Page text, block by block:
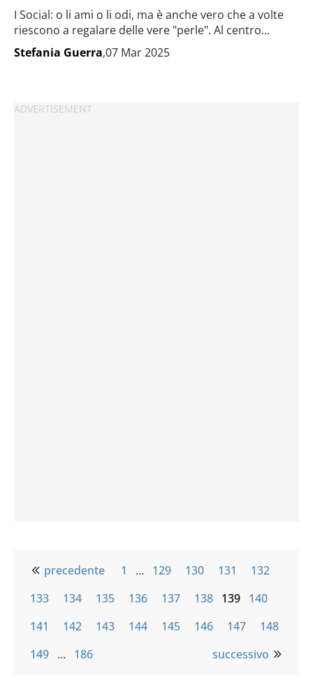
I Social: o li ami o li odi, ma è anche vero che a volte
riescono a regalare delle vere "perle". Al centro...
Stefania Guerra,07 Mar 2025
precedente 1 … 129 130 131
132
133
134 135 136 137 138 139 140
141
142 143 144 145 146 147
148
149 … 186 successivo